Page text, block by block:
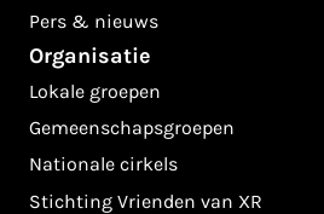
Pers & nieuws
Organisatie
Lokale groepen
Gemeenschapsgroepen
Nationale cirkels
Stichting Vrienden van XR